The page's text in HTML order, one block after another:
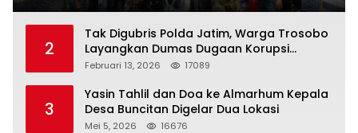
2
Tak Digubris Polda Jatim, Warga Trosobo
Layangkan Dumas Dugaan Korupsi
Oknum DPRD Sidoarjo ke Kapolri
Februari 13, 2026 17089
3
Yasin Tahlil dan Doa ke Almarhum Kepala
Desa Buncitan Digelar Dua Lokasi
Mei 5, 2026 16676